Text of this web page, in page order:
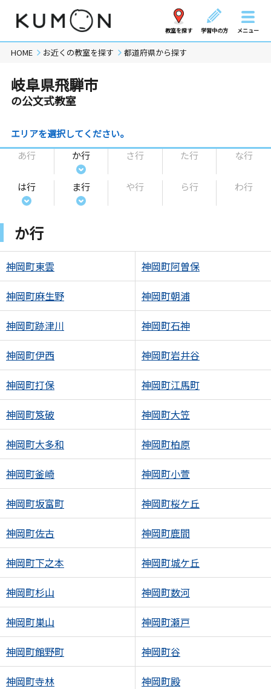
教室を探す 学習中の方 メニュー
HOME お近くの教室を探す 都道府県から探す
岐阜県飛騨市
の公文式教室
エリアを選択してください。
あ行
か行 さ行 た行 な行
は行 ま行 や行 ら行 わ行
か行
神岡町東雲 神岡町阿曽保
神岡町麻生野 神岡町朝浦
神岡町跡津川 神岡町石神
神岡町伊西 神岡町岩井谷
神岡町打保 神岡町江馬町
神岡町笈破 神岡町大笠
神岡町大多和 神岡町柏原
神岡町釜崎 神岡町小萱
神岡町坂富町 神岡町桜ケ丘
神岡町佐古 神岡町鹿間
神岡町下之本 神岡町城ケ丘
神岡町杉山 神岡町数河
神岡町巣山 神岡町瀬戸
神岡町館野町 神岡町谷
神岡町寺林 神岡町殿